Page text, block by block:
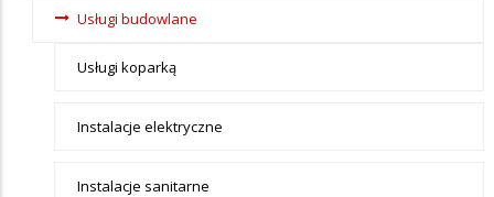
BudownictwoUsługi budowlane
Usługi koparką
Instalacje elektryczne
Instalacje sanitarne